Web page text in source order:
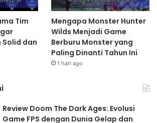
Tim
Solid dan
Mengapa Monster Hunter
Wilds Menjadi Game
Berburu Monster yang
Paling Dinanti Tahun Ini
1 hari ago
Review Doom The Dark Ages: Evolusi
Game FPS dengan Dunia Gelap dan